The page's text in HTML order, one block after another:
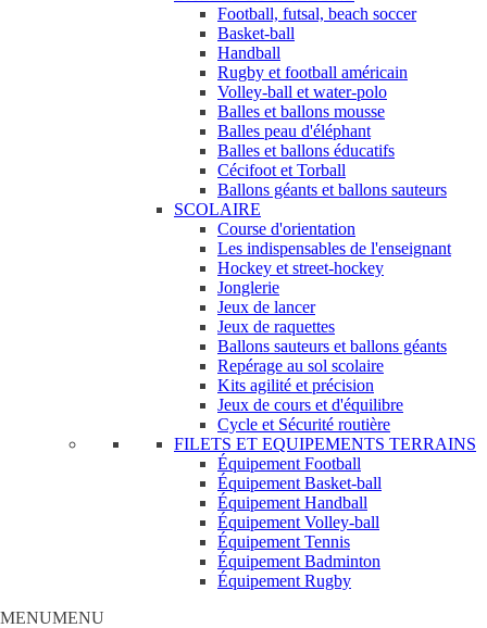
Football, futsal, beach soccer
Basket-ball
Handball
Rugby et football américain
Volley-ball et water-polo
Balles et ballons mousse
Balles peau d'éléphant
Balles et ballons éducatifs
Cécifoot et Torball
Ballons géants et ballons sauteurs
SCOLAIRE
Course d'orientation
Les indispensables de l'enseignant
Hockey et street-hockey
Jonglerie
Jeux de lancer
Jeux de raquettes
Ballons sauteurs et ballons géants
Repérage au sol scolaire
Kits agilité et précision
Jeux de cours et d'équilibre
Cycle et Sécurité routière
FILETS ET EQUIPEMENTS TERRAINS
Équipement Football
Équipement Basket-ball
Équipement Handball
Équipement Volley-ball
Équipement Tennis
Équipement Badminton
Équipement Rugby
MENUMENU